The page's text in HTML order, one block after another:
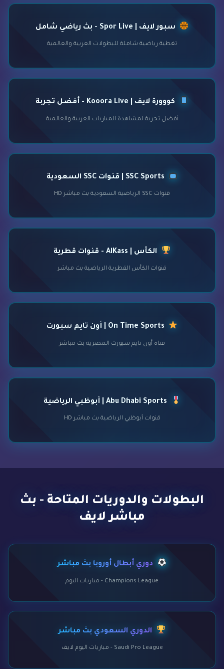
سبور لايف | Spor Live - بث رياضي شامل
تغطية رياضية شاملة للبطولات العربية والعالمية
كووورة لايف | Kooora Live - أفضل تجربة
أفضل تجربة لمشاهدة المباريات العربية والعالمية
قنوات SSC الرياضية السعودية بث مباشر HD
الكأس | AlKass - قنوات قطرية
قنوات الكأس القطرية الرياضية بث مباشر
قناة أون تايم سبورت المصرية بث مباشر
قنوات أبوظبي الرياضية بث مباشر HD
البطولات والدوريات المتاحة - بث
مباشر لايف
دوري أبطال أوروبا بث مباشر
Champions League - مباريات اليوم
الدوري السعودي بث مباشر
Saudi Pro League - مباريات اليوم لايف